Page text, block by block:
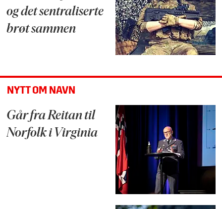
og det sentraliserte
brøt sammen
NYTT OM NAVN
Går fra Reitan til
Norfolk i Virginia